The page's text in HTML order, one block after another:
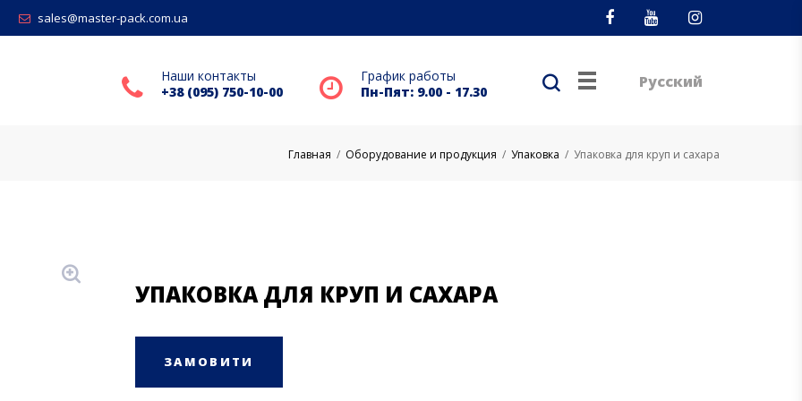
sales@master-pack.com.ua
Наши контакты
+38 (095) 750-10-00
График работы
Пн-Пят: 9.00 - 17.30
Русский
Главная / Оборудование и продукция / Упаковка / Упаковка для круп и сахара
УПАКОВКА ДЛЯ КРУП И САХАРА
ЗАМОВИТИ